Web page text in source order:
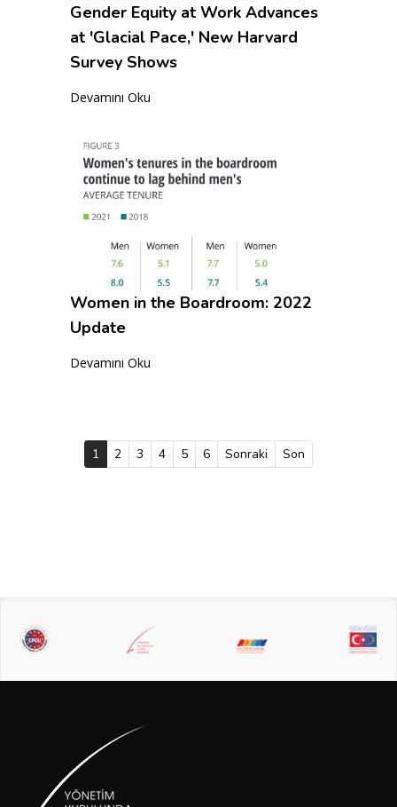
Gender Equity at Work Advances
at 'Glacial Pace,' New Harvard
Survey Shows
Devamını Oku
Women in the Boardroom: 2022
Update
Devamını Oku
1 (current)
2 3 4 5 6 Sonraki Son